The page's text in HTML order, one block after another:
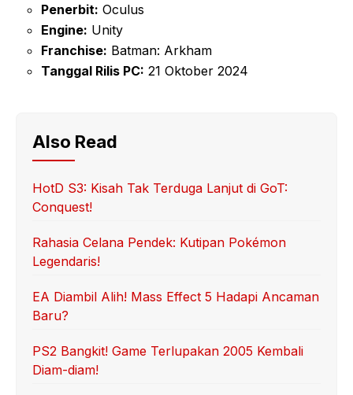
Penerbit: Oculus
Engine: Unity
Franchise: Batman: Arkham
Tanggal Rilis PC: 21 Oktober 2024
Also Read
HotD S3: Kisah Tak Terduga Lanjut di GoT:
Conquest!
Rahasia Celana Pendek: Kutipan Pokémon
Legendaris!
EA Diambil Alih! Mass Effect 5 Hadapi Ancaman
Baru?
PS2 Bangkit! Game Terlupakan 2005 Kembali
Diam-diam!